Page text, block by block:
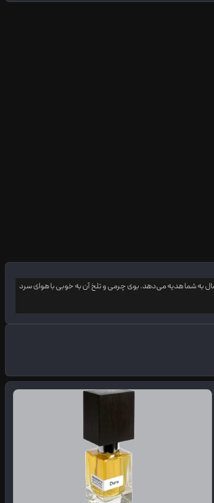
به شما هدیه می‌دهد. بوی چرمی و تلخ آن به خوبی با هوای سرد